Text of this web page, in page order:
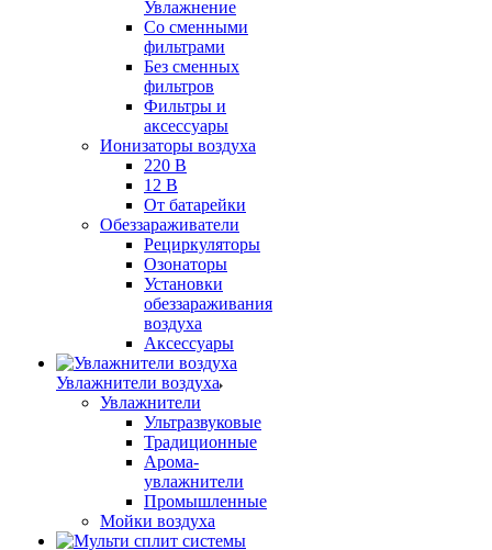
Увлажнение
Cо сменными
фильтрами
Без сменных
фильтров
Фильтры и
аксессуары
Ионизаторы воздуха
220 В
12 В
От батарейки
Обеззараживатели
Рециркуляторы
Озонаторы
Установки
обеззараживания
воздуха
Аксессуары
Увлажнители воздуха
Увлажнители
Ультразвуковые
Традиционные
Арома-
увлажнители
Промышленные
Мойки воздуха